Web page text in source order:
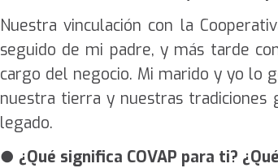
Nuestra vinculación con la
seguido de mi padre, y más tarde
cargo del negocio. Mi marido y yo lo
nuestra tierra y nuestras tradiciones
legado.
● ¿Qué significa COVAP para ti?